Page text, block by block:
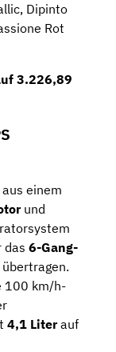
Dipinto
Rot
3.226,89
aus einem
und
das 6-Gang-
100 km/h-
4,1 Literauf